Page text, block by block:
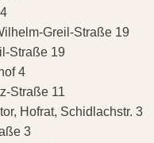
Greil-Straße 19
Straße 19
4
Straße 11
Hofrat, Schidlachstr. 3
3